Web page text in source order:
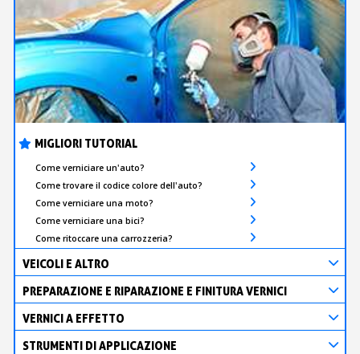
MIGLIORI TUTORIAL
Come verniciare un'auto?
Come trovare il codice colore dell'auto?
Come verniciare una moto?
Come verniciare una bici?
Come ritoccare una carrozzeria?
VEICOLI E ALTRO
PREPARAZIONE E RIPARAZIONE E FINITURA VERNICI
VERNICI A EFFETTO
STRUMENTI DI APPLICAZIONE